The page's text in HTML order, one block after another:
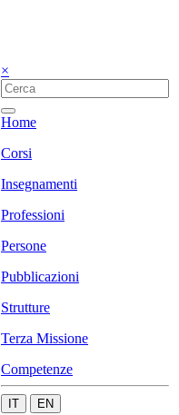
×
Home
Corsi
Insegnamenti
Professioni
Persone
Pubblicazioni
Strutture
Terza Missione
Competenze
IT EN